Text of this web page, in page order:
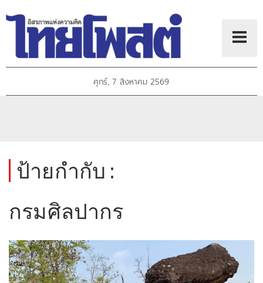
ศุกร์, 7 สิงหาคม 2569
ป้ายกำกับ :
กรมศิลปากร